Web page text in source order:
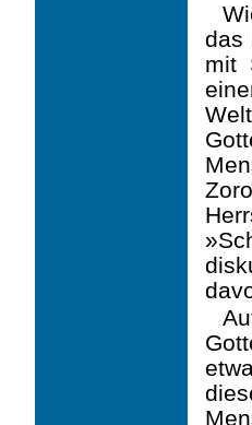
das
mit